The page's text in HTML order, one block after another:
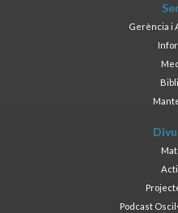
Gerència i
Podcast